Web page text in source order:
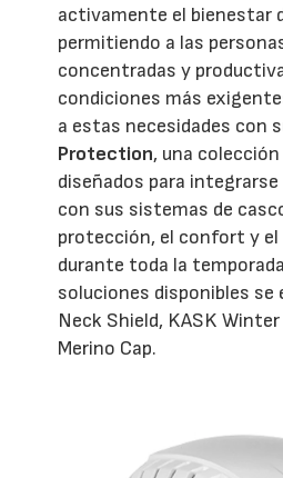
activamente el bienestar
permitiendo a las
concentradas y
condiciones más
a estas necesidades con
Protection, una
diseñados para
con sus sistemas de
protección, el confort y
durante toda la
soluciones disponibles se
Neck Shield, KASK Winter
Merino Cap.